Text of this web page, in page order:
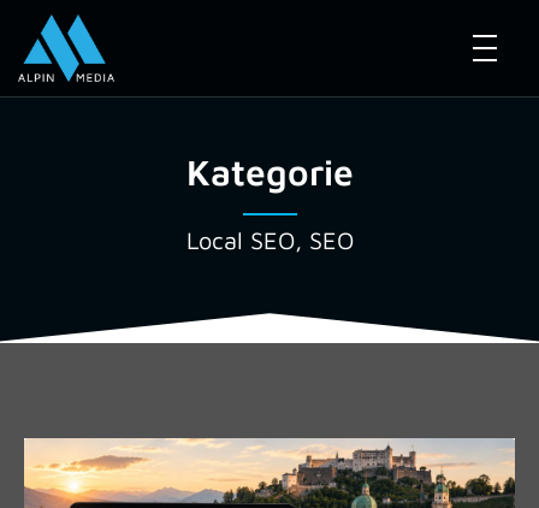
Kategorie
Local SEO, SEO